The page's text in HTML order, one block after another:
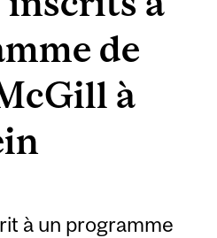
de
à
à un programme